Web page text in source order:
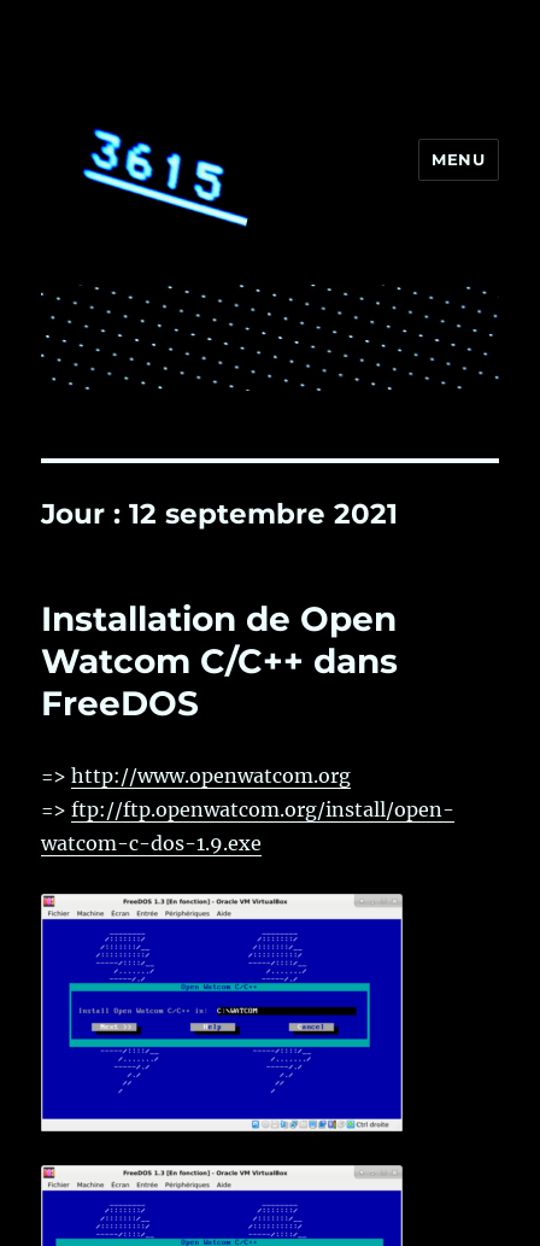
3615
MENU
Jour :12 septembre 2021
Installation de Open
Watcom C/C++ dans
FreeDOS
=>http://www.openwatcom.org
=>ftp://ftp.openwatcom.org/install/open-
watcom-c-dos-1.9.exe